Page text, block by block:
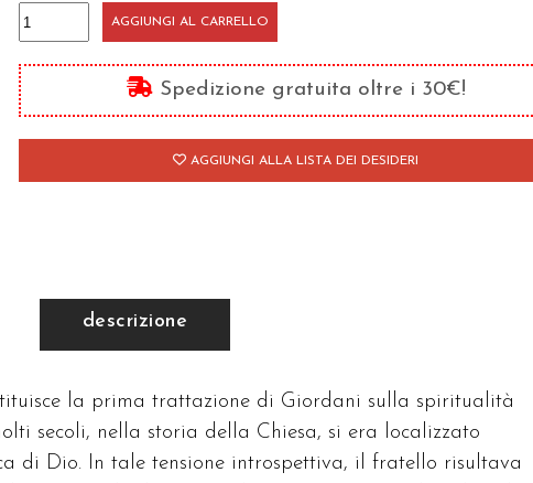
Il
fratello
quantità
AGGIUNGI AL CARRELLO
Spedizione gratuita oltre i 30€!
AGGIUNGI ALLA LISTA DEI DESIDERI
descrizione
la prima trattazione di Giordani sulla spiritualità
secoli, nella storia della Chiesa, si era localizzato
di Dio. In tale tensione introspettiva, il fratello risultava